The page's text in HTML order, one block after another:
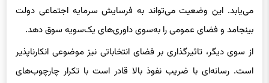
می‌یابد. این وضعیت می‌تواند به فرسایش سرمایه اجتماعی دولت
بینجامد و فضای عمومی را به‌سوی داوری‌های یک‌سویه سوق دهد.
از سوی دیگر، تاثیرگذاری بر فضای انتخاباتی نیز موضوعی انکارناپذیر
است. رسانه‌ای با ضریب نفوذ بالا قادر است با تکرار چارچوب‌های